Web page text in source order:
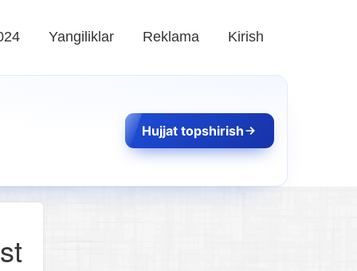
Yangiliklar Reklama Kirish
Hujjat topshirish